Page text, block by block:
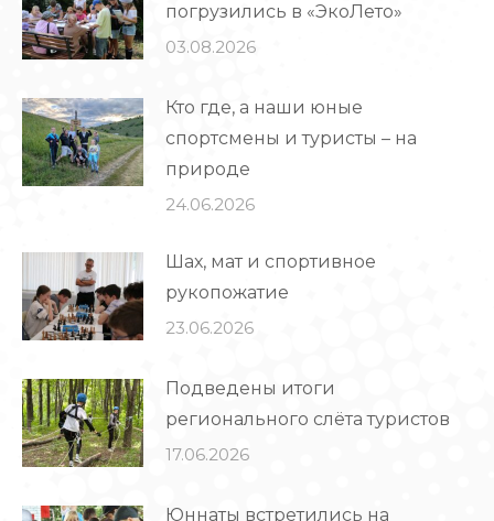
погрузились в «ЭкоЛето»
03.08.2026
Кто где, а наши юные
спортсмены и туристы – на
природе
24.06.2026
Шах, мат и спортивное
рукопожатие
23.06.2026
Подведены итоги
регионального слёта туристов
17.06.2026
Юннаты встретились на